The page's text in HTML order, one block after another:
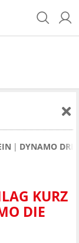
DYNAMO
KURZ
DIE